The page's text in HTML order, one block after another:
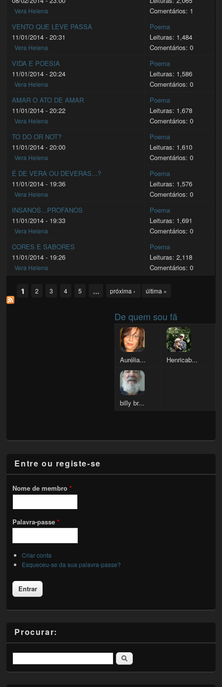
Vera Helena
Comentários: 1
VENTO QUE LEVE PASSA
11/01/2014 - 20:31
Vera Helena
Poema
Leituras: 1,484
Comentários: 0
VIDA E POESIA
11/01/2014 - 20:24
Vera Helena
Poema
Leituras: 1,586
Comentários: 0
AMAR O ATO DE AMAR
11/01/2014 - 20:22
Vera Helena
Poema
Leituras: 1,678
Comentários: 0
TO DO OR NOT?
11/01/2014 - 20:00
Vera Helena
Poema
Leituras: 1,610
Comentários: 0
É DE VERA OU DEVERAS...?
11/01/2014 - 19:36
Vera Helena
Poema
Leituras: 1,576
Comentários: 0
INSANOS...PROFANOS
11/01/2014 - 19:33
Vera Helena
Poema
Leituras: 1,691
Comentários: 0
CORES E SABORES
11/01/2014 - 19:26
Vera Helena
Poema
Leituras: 2,118
Comentários: 0
Pages
1 2 3 4 5 … próxima › última »
De quem sou fã
Aurélia... Henricab...
billy br...
Entre ou registe-se
Nome de membro*
Palavra-passe*
Criar conta
Esqueceu-se da sua palavra-passe?
Procurar:
Pesquisar